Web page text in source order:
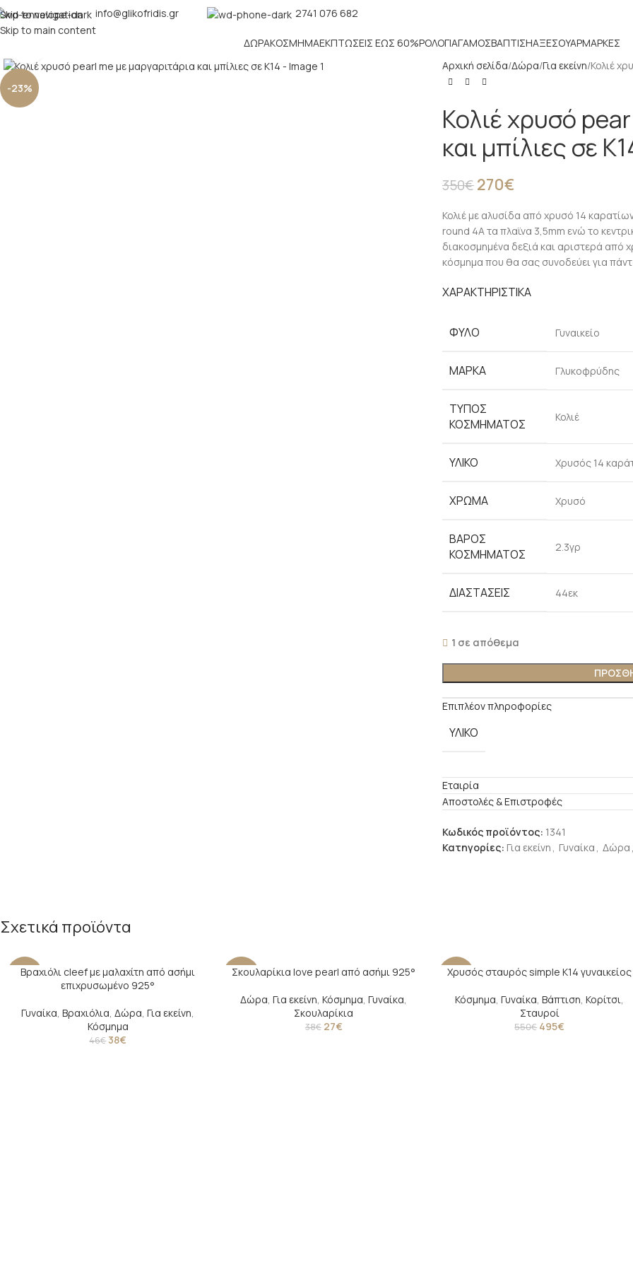
Skip to navigation
Skip to main content
info@glikofridis.gr 2741 076 682
ΔΏΡΑΚΌΣΜΗΜΑΕΚΠΤΏΣΕΙΣ ΈΩΣ 60%ΡΟΛΌΓΙΑΓΆΜΟΣΒΆΠΤΙΣΗΑΞΕΣΟΥΆΡΜΑΡΚΕΣ
-23%
Αρχική σελίδα Δώρα Για εκείνη Κολιέ
Κολιέ χρυσό
και μπίλιες σε
350€270€
Κολιέ με αλυσίδα από χρυσό 14
round 4A τα πλαϊνα 3,5mm ενώ το
διακοσμημένα δεξιά και αριστερά από
κόσμημα που θα σας συνοδεύει για
ΧΑΡΑΚΤΗΡΙΣΤΙΚΑ
ΦΎΛΟ Γυναικείο
ΜΆΡΚΑ Γλυκοφρύδης
ΤΎΠΟΣ
ΚΟΣΜΉΜΑΤΟΣ
Κολιέ
ΥΛΙΚΌ Χρυσός 14
ΧΡΏΜΑ Χρυσό
ΒΆΡΟΣ
ΚΟΣΜΉΜΑΤΟΣ
2.3γρ
ΔΙΑΣΤΆΣΕΙΣ 44εκ
1 σε απόθεμα
Επιπλέον πληροφορίες
ΥΛΙΚΌ
Εταιρία
Αποστολές & Επιστροφές
Κωδικός προϊόντος: 1341
Κατηγορίες: Για εκείνη , Γυναίκα , Δώρα
Σχετικά προϊόντα
-17%
OUT
Βραχιόλι cleef με μαλαχίτη από ασήμι
επιχρυσωμένο 925°
Γυναίκα,Βραχιόλια,Δώρα,Για εκείνη,
Κόσμημα
46€ 38€
-29%
Σκουλαρίκια love pearl από ασήμι 925°
Δώρα,Για εκείνη,Κόσμημα,Γυναίκα,
Σκουλαρίκια
38€ 27€
-10%
Χρυσός σταυρός simple Κ14 γυναικείος
Κόσμημα,Γυναίκα,Βάπτιση,Κορίτσι,
Σταυροί
550€ 495€